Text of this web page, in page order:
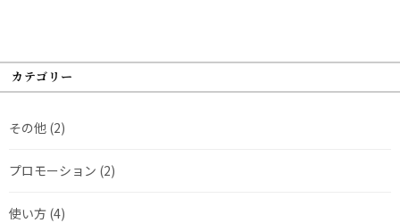
カテゴリー
その他 (2)
プロモーション (2)
使い方 (4)